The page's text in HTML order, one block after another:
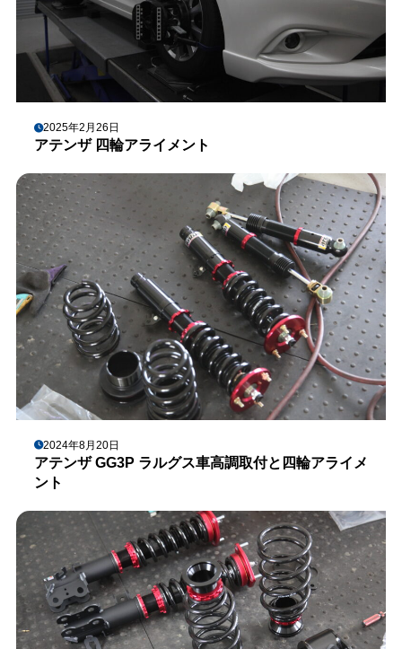
2025年2月26日
アテンザ 四輪アライメント
2024年8月20日
アテンザ GG3P ラルグス車高調取付と四輪アライメ
ント